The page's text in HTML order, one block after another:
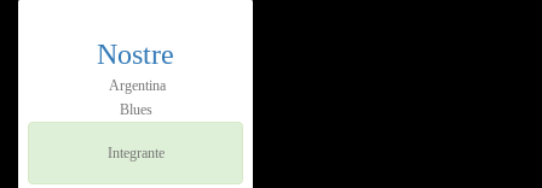
Nostre
Argentina
Blues
Integrante